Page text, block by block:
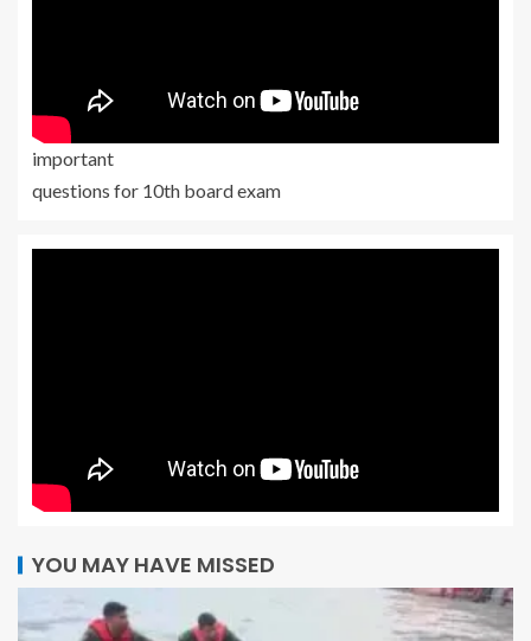
important
questions for 10th board exam
YOU MAY HAVE MISSED